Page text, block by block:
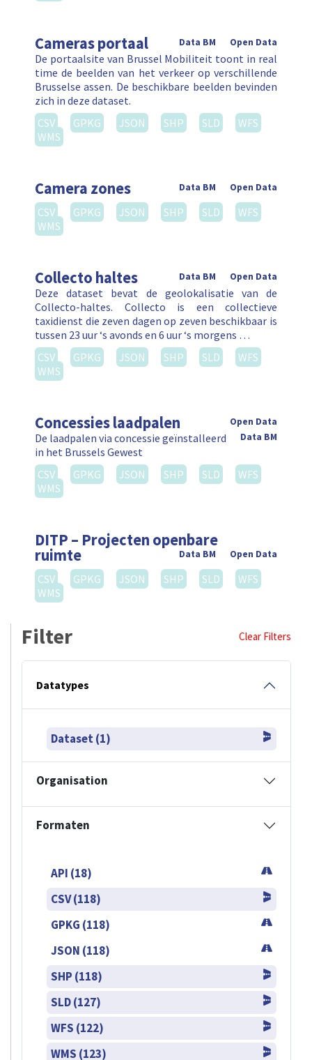
Cameras portaal Open Data
Data BM
De portaalsite van Brussel Mobiliteit toont in real
time de beelden van het verkeer op verschillende
Brusselse assen. De beschikbare beelden bevinden
zich in deze dataset.
CSV
GPKG JSON SHP SLD
WFS
WMS
Camera zones Open Data
Data BM
CSV GPKG JSON SHP SLD
WFS
WMS
Collecto haltes Open Data
Data BM
Deze dataset bevat de geolokalisatie van de
Collecto-haltes. Collecto is een collectieve
taxidienst die zeven dagen op zeven beschikbaar is
tussen 23 uur ‘s avonds en 6 uur ‘s morgens …
CSV
GPKG JSON SHP SLD
WFS
WMS
Concessies laadpalen
Open Data
Data BM
De laadpalen via concessie geïnstalleerd
in het Brussels Gewest
CSV
GPKG JSON SHP SLD
WFS
WMS
DITP – Projecten openbare
ruimte Open Data
Data BM
CSV GPKG JSON SHP SLD
WFS
WMS
Filter Clear Filters
Datatypes
Dataset (1)
Organisation
Formaten
API (18)
CSV (118)
GPKG (118)
JSON (118)
SHP (118)
SLD (127)
WFS (122)
WMS (123)